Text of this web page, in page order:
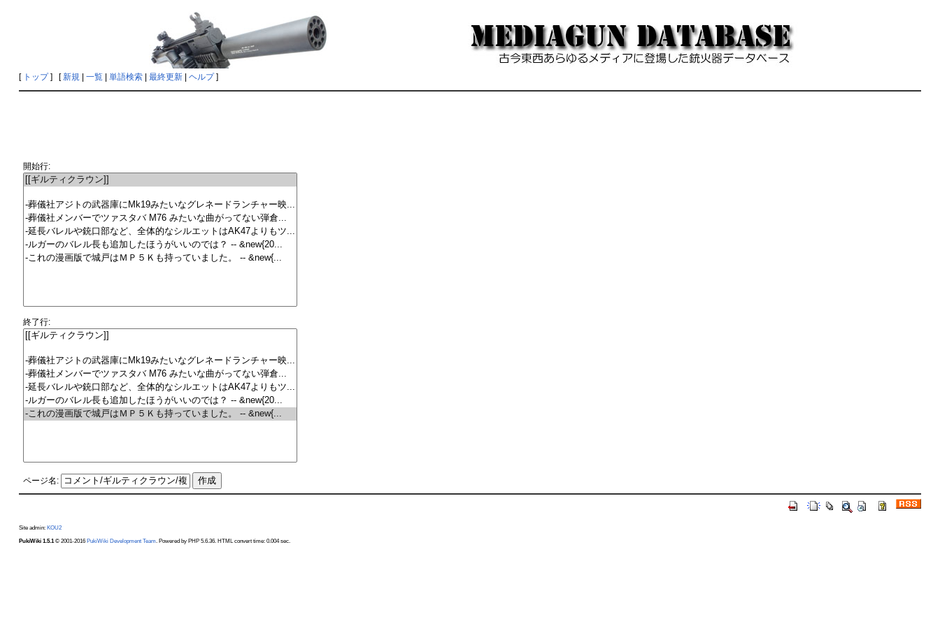
[ トップ] [新規| 一覧| 単語検索| 最終更新| ヘルプ]
開始行:
終了行:
ページ名:
Site admin: KOU2
PukiWiki 1.5.1© 2001-2016 PukiWiki Development Team. Powered by PHP 5.6.36. HTML convert time: 0.004 sec.